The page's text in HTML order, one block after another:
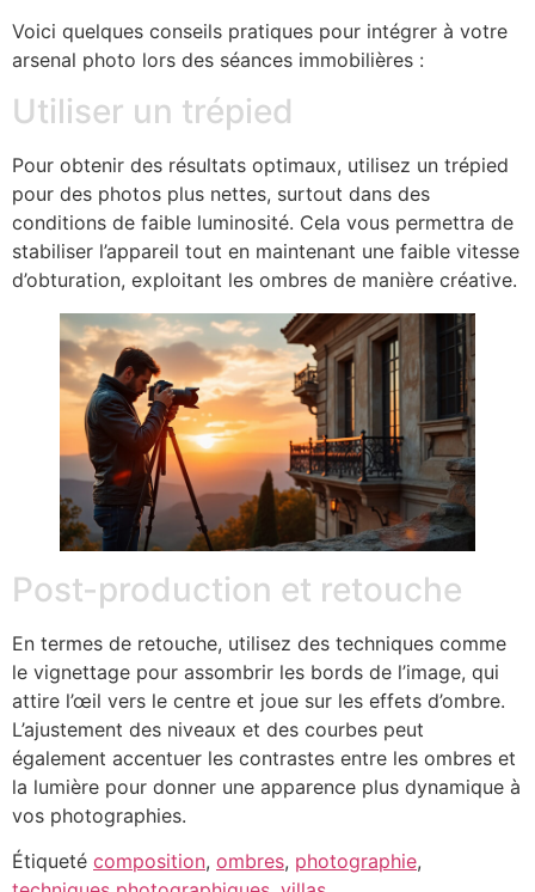
Voici quelques conseils pratiques pour intégrer à votre
arsenal photo lors des séances immobilières :
Utiliser un trépied
Pour obtenir des résultats optimaux, utilisez un trépied
pour des photos plus nettes, surtout dans des
conditions de faible luminosité. Cela vous permettra de
stabiliser l’appareil tout en maintenant une faible vitesse
d’obturation, exploitant les ombres de manière créative.
Post-production et retouche
En termes de retouche, utilisez des techniques comme
le vignettage pour assombrir les bords de l’image, qui
attire l’œil vers le centre et joue sur les effets d’ombre.
L’ajustement des niveaux et des courbes peut
également accentuer les contrastes entre les ombres et
la lumière pour donner une apparence plus dynamique à
vos photographies.
Étiqueté composition, ombres, photographie,